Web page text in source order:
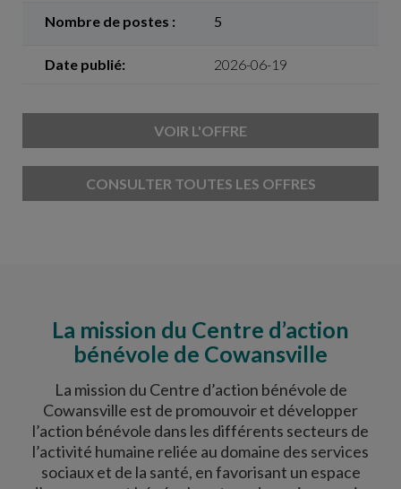
Nombre de postes : 5
Date publié: 2026-06-19
VOIR L'OFFRE
CONSULTER TOUTES LES OFFRES
La mission du Centre d’action
bénévole de Cowansville
La mission du Centre d’action bénévole de
Cowansville est de promouvoir et développer
l’action bénévole dans les différents secteurs de
l’activité humaine reliée au domaine des services
sociaux et de la santé, en favorisant un espace